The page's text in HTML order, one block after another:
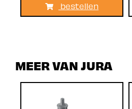
bestellen
MEER VAN JURA